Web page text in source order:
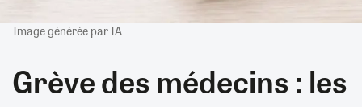
Image générée par IA
Grève des médecins : les